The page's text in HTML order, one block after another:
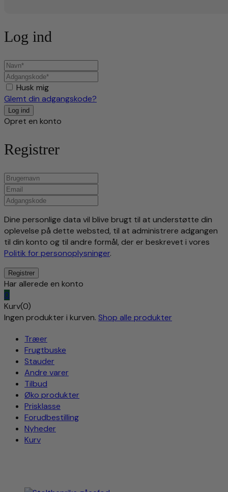
Log ind
Husk mig
Glemt din adgangskode?
Opret en konto
Registrer
Dine personlige data vil blive brugt til at understøtte din
oplevelse på dette websted, til at administrere adgangen
til din konto og til andre formål, der er beskrevet i vores
Politik for personoplysninger.
Har allerede en konto
0
Kurv(0)
Ingen produkter i kurven. Shop alle produkter
Træer
Frugtbuske
Stauder
Andre varer
Tilbud
Øko produkter
Prisklasse
Forudbestilling
Nyheder
Kurv